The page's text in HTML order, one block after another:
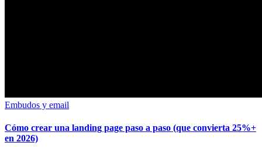
Embudos y email
Cómo crear una landing page paso a paso (que convierta 25%+
en 2026)